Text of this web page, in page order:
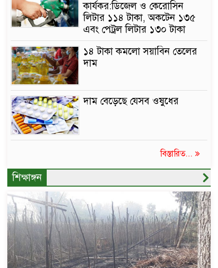
কার্যকর:ডিজেল ও কেরোসিন
লিটার ১১৪ টাকা, অকটেন ১৩৫
এবং পেট্রল লিটার ১৩০ টাকা
১৪ টাকা কমলো সয়াবিন তেলের
দাম
দাম বেড়েছে যেসব ওষুধের
বিস্তারিত...
শিক্ষাঙ্গন